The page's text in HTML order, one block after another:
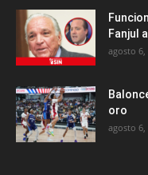
Fanjul
agosto 6,
oro
agosto 6,